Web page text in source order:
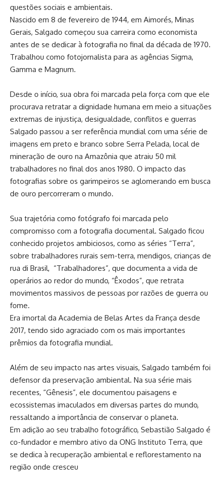
questões sociais e ambientais.
Nascido em 8 de fevereiro de 1944, em Aimorés, Minas
Gerais, Salgado começou sua carreira como economista
antes de se dedicar à fotografia no final da década de 1970.
Trabalhou como fotojornalista para as agências Sigma,
Gamma e Magnum. ⁠
Desde o início, sua obra foi marcada pela força com que ele
procurava retratar a dignidade humana em meio a situações
extremas de injustiça, desigualdade, conflitos e guerras
Salgado passou a ser referência mundial com uma série de
imagens em preto e branco sobre Serra Pelada, local de
mineração de ouro na Amazônia que atraiu 50 mil
trabalhadores no final dos anos 1980. O impacto das
fotografias sobre os garimpeiros se aglomerando em busca
de ouro percorreram o mundo.
Sua trajetória como fotógrafo foi marcada pelo
compromisso com a fotografia documental. Salgado ficou
conhecido projetos ambiciosos, como as séries “Terra”,
sobre trabalhadores rurais sem-terra, mendigos, crianças de
rua di Brasil, “Trabalhadores”, que documenta a vida de
operários ao redor do mundo, “Êxodos”, que retrata
movimentos massivos de pessoas por razões de guerra ou
fome.
Era imortal da Academia de Belas Artes da França desde
2017, tendo sido agraciado com os mais importantes
prêmios da fotografia mundial.
Além de seu impacto nas artes visuais, Salgado também foi
defensor da preservação ambiental. Na sua série mais
recentes, “Gênesis”, ele documentou paisagens e
ecossistemas imaculados em diversas partes do mundo,
ressaltando a importância de conservar o planeta.
Em adição ao seu trabalho fotográfico, Sebastião Salgado é
co-fundador e membro ativo da ONG Instituto Terra, que
se dedica à recuperação ambiental e reflorestamento na
região onde cresceu